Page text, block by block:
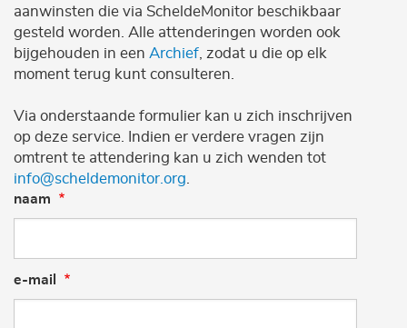
aanwinsten die via ScheldeMonitor beschikbaar
gesteld worden. Alle attenderingen worden ook
bijgehouden in een Archief , zodat u die op elk
moment terug kunt consulteren.
Via onderstaande formulier kan u zich inschrijven
op deze service. Indien er verdere vragen zijn
omtrent te attendering kan u zich wenden tot
info@scheldemonitor.org
naam
e-mail